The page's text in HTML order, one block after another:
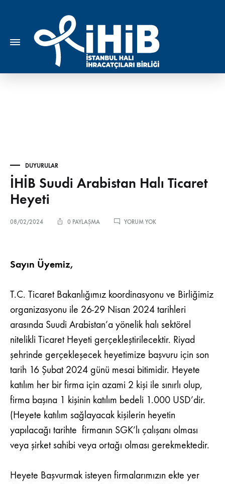
DUYURULAR
İHİB Suudi Arabistan Halı Ticaret
Heyeti
08/02/2024 0 PAYLAŞMA YORUM YOKİHİB
Sayın Üyemiz,
T.C. Ticaret Bakanlığımız koordinasyonu ve Birliğimiz
organizasyonu ile 26-29 Nisan 2024 tarihleri
arasında Suudi Arabistan’a yönelik halı sektörel
nitelikli Ticaret Heyeti gerçekleştirilecektir. Riyad
şehrinde gerçekleşecek heyetimize başvuru için son
tarih 16 Şubat 2024 günü mesai bitimidir. Heyete
katılım her bir firma için azami 2 kişi ile sınırlı olup,
firma başına 1 kişinin katılım bedeli 1.000 USD’dir.
(Heyete katılım sağlayacak kişilerin heyetin
yapılacağı tarihte firmanın SGK’lı çalışanı olması
veya şirket sahibi veya ortağı olması gerekmektedir.
Heyete Başvurmak isteyen firmalarımızın ekte yer